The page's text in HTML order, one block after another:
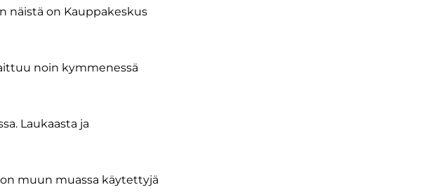
näistä on Kauppakeskus
noin kymmenessä
Laukaasta ja
muun muassa käytettyjä